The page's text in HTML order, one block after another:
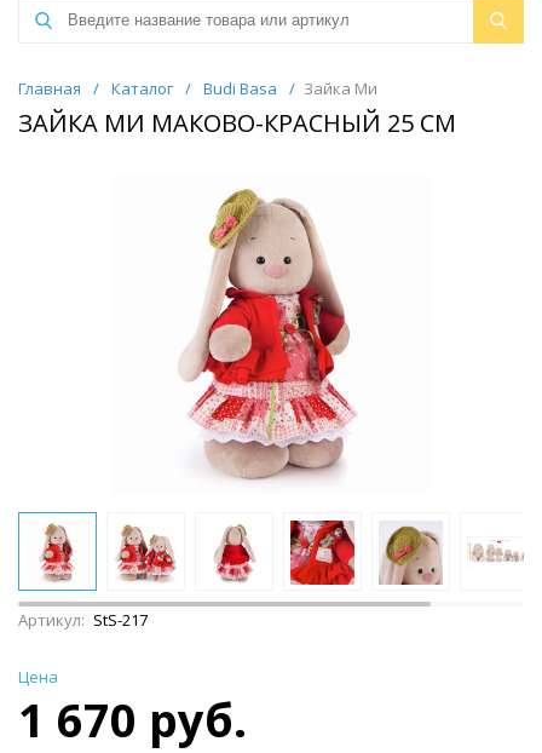
Главная / Каталог / Budi Basa / Зайка Ми
ЗАЙКА МИ МАКОВО-КРАСНЫЙ 25 СМ
Артикул: StS-217
Цена
1 670 руб.